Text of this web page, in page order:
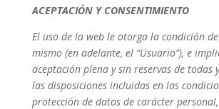
ACEPTACIÓN Y CONSENTIMIENTO
El uso de la web le otorga la condición
mismo (en adelante, el “Usuario”), e
aceptación plena y sin reservas de todas
las disposiciones incluidas en las
protección de datos de carácter